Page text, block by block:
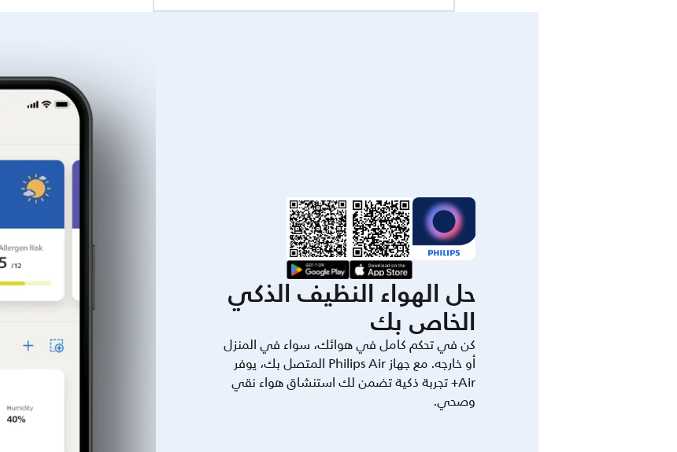
حل الهواء النظيف الذكي
الخاص بك
كن في تحكم كامل في هوائك، سواء في المنزل
أو خارجه. مع جهاز Philips Air المتصل بك، يوفر
Air+ تجربة ذكية تضمن لك استنشاق هواء نقي
وصحي.